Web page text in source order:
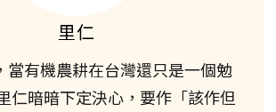
里仁
當有機農耕在台灣還只是一個勉
仁暗暗下定決心，要作「該作但